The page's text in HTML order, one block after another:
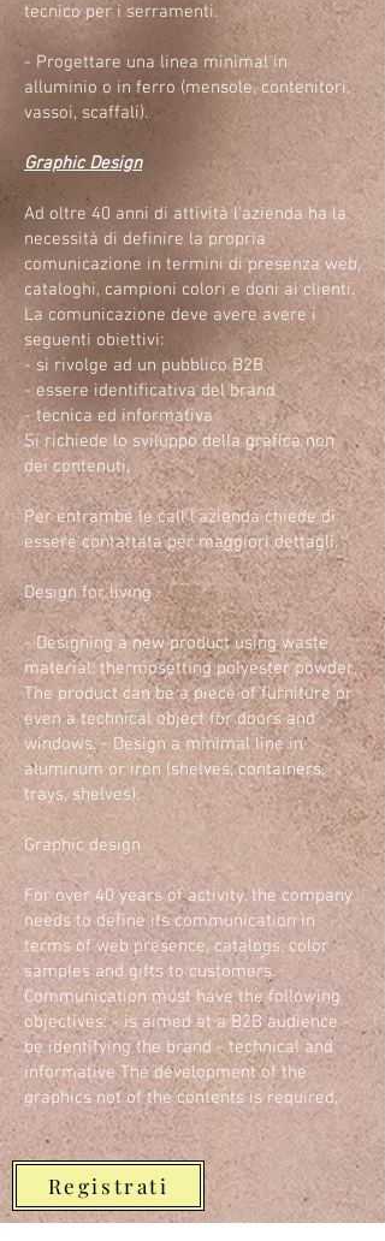
tecnico per i serramenti.
- Progettare una linea minimal in
alluminio o in ferro (mensole, contenitori,
vassoi, scaffali).
Graphic Design
Ad oltre 40 anni di attività l'azienda ha la
necessità di definire la propria
comunicazione in termini di presenza web,
cataloghi, campioni colori e doni ai clienti.
La comunicazione deve avere avere i
seguenti obiettivi:
- si rivolge ad un pubblico B2B
- essere identificativa del brand
- tecnica ed informativa
Si richiede lo sviluppo della grafica non
dei contenuti,
Per entrambe le call l'azienda chiede di
essere contattata per maggiori dettagli.
Design for living
- Designing a new product using waste
material: thermosetting polyester powder.
The product can be a piece of furniture or
even a technical object for doors and
windows. - Design a minimal line in
aluminum or iron (shelves, containers,
trays, shelves).
Graphic design
For over 40 years of activity, the company
needs to define its communication in
terms of web presence, catalogs, color
samples and gifts to customers.
Communication must have the following
objectives: - is aimed at a B2B audience -
be identifying the brand - technical and
informative The development of the
graphics not of the contents is required,
Registrati